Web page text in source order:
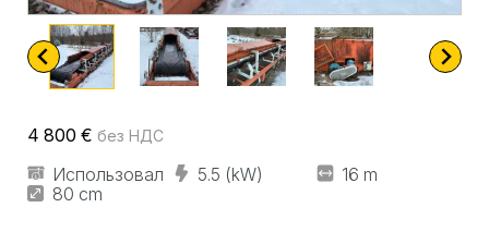
4 800 € без НДС
Использовал
16 m
80 cm
5.5 (kW)